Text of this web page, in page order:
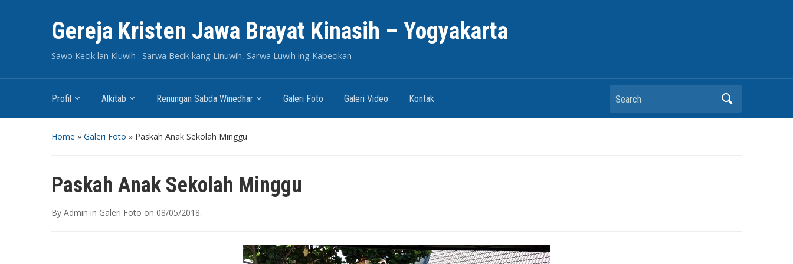
Gereja Kristen Jawa Brayat Kinasih – Yogyakarta
Sawo Kecik lan Kluwih : Sarwa Becik kang Linuwih, Sarwa Luwih ing Kabecikan
Profil Alkitab Renungan Sabda Winedhar Galeri Foto Galeri Video Kontak Search
Home » Galeri Foto » Paskah Anak Sekolah Minggu
Paskah Anak Sekolah Minggu
By Admin in Galeri Foto on 08/05/2018.